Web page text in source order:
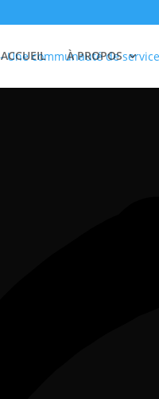
ACCUEIL À PROPOS